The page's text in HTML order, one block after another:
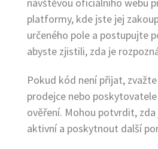
návštěvou oficiálního webu
platformy, kde jste jej
určeného pole a postupujte
abyste zjistili, zda je
Pokud kód není přijat,
prodejce nebo
ověření. Mohou potvrdit,
aktivní a poskytnout další